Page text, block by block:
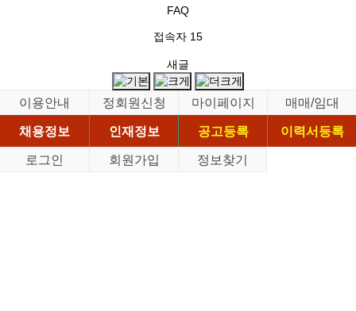
FAQ
접속자 15
새글
이용안내 정회원신청 마이페이지
매매/임대
채용정보
인재정보 공고등록
이력서등록
로그인
회원가입 정보찾기